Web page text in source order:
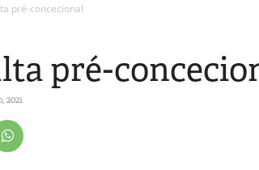
pré-concecional
pré-
2021